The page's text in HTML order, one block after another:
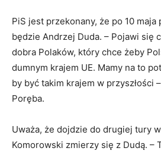
PiS jest przekonany, że po 10
będzie Andrzej Duda. – Pojawi się
dobra Polaków, który chce żeby
dumnym krajem UE. Mamy na to
by być takim krajem w przyszłości
Poręba.
Uważa, że dojdzie do drugiej tury
Komorowski zmierzy się z Dudą. –